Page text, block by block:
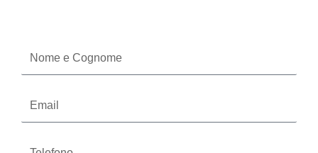
Cognome